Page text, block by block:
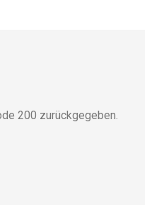
200 zurückgegeben.